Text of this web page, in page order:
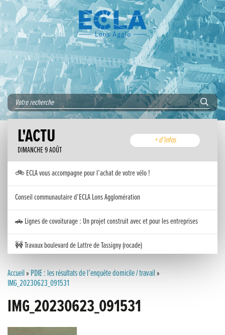
L'ACTU
DIMANCHE 9 AOÛT
+ d'infos
🚲 ECLA vous accompagne pour l’achat de votre vélo !
Conseil communautaire d’ECLA Lons Agglomération
🚗 Lignes de covoiturage : Un projet construit avec et pour les entreprises
🚧 Travaux boulevard de Lattre de Tassigny (rocade)
Inauguration nouvelle station d’épuration (STEP) de Trenal
Accueil» PDIE : les résultats de l’enquête domicile / travail»
IMG_20230623_091531
IMG_20230623_091531